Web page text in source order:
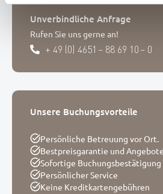
Unverbindliche Anfrage
Rufen Sie uns gerne an!
+ 49 (0) 4651 – 88 69 10 – 0
Unsere Buchungsvorteile
Persönliche Betreuung vor Ort.
Bestpreisgarantie und Angebote
Sofortige Buchungsbestätigung
Persönlicher Service
Keine Kreditkartengebühren